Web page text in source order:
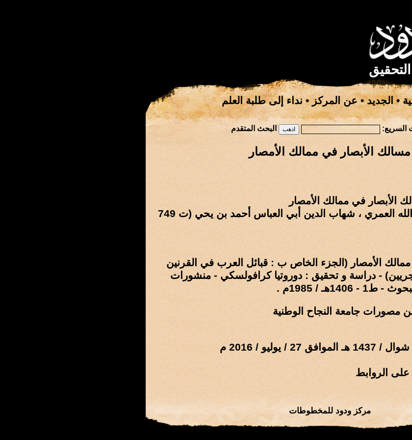
•الجديد•عن المركز•نداء إلى طلبة العلم
السريع: البحث المتقدم
مسالك الأبصار في ممالك الأمصار
الأبصار في ممالك الأمصار
المؤلف: ابن فضل الله العمري ، شهاب الدين أبي العباس أحمد بن يحي (ت 749
الأمصار (الجزء الخاص ب : قبائل العرب في القرنين
- دراسة و تحقيق : دوروتيا كرافولسكي - منشورات
/ 1985م .
مصورات جامعة النجاح الوطنية
الروابط
مركز ودود للمخطوطات